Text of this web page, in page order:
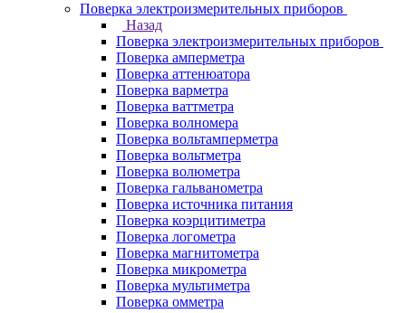
Поверка электроизмерительных приборов
Назад
Поверка электроизмерительных приборов
Поверка амперметра
Поверка аттенюатора
Поверка варметра
Поверка ваттметра
Поверка волномера
Поверка вольтамперметра
Поверка вольтметра
Поверка волюметра
Поверка гальванометра
Поверка источника питания
Поверка коэрцитиметра
Поверка логометра
Поверка магнитометра
Поверка микрометра
Поверка мультиметра
Поверка омметра